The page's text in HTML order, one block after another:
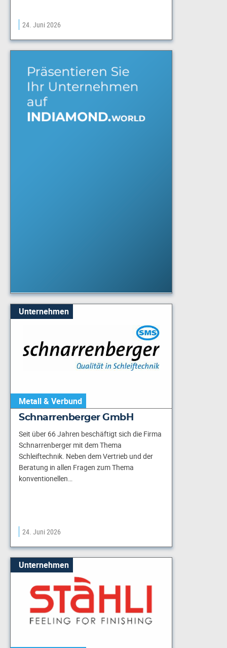
24. Juni 2026
Unternehmen
Metall & Verbund
Schnarrenberger GmbH
Seit über 66 Jahren beschäftigt sich die Firma
Schnarrenberger mit dem Thema
Schleiftechnik. Neben dem Vertrieb und der
Beratung in allen Fragen zum Thema
konventionellen…
24. Juni 2026
Unternehmen